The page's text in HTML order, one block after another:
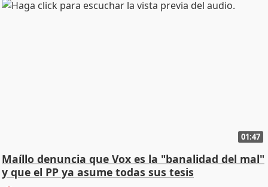
01:47
Maíllo denuncia que Vox es la "banalidad del mal"
y que el PP ya asume todas sus tesis